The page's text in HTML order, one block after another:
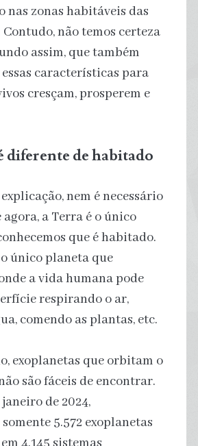
nas zonas habitáveis das
Contudo, não temos certeza
assim, que também
características para
cresçam, prosperem e
diferente de habitado
nem é necessário
a Terra é o único
que é habitado.
único planeta que
a vida humana pode
respirando o ar,
comendo as plantas, etc.
exoplanetas que orbitam o
são fáceis de encontrar.
de 2024,
5.572 exoplanetas